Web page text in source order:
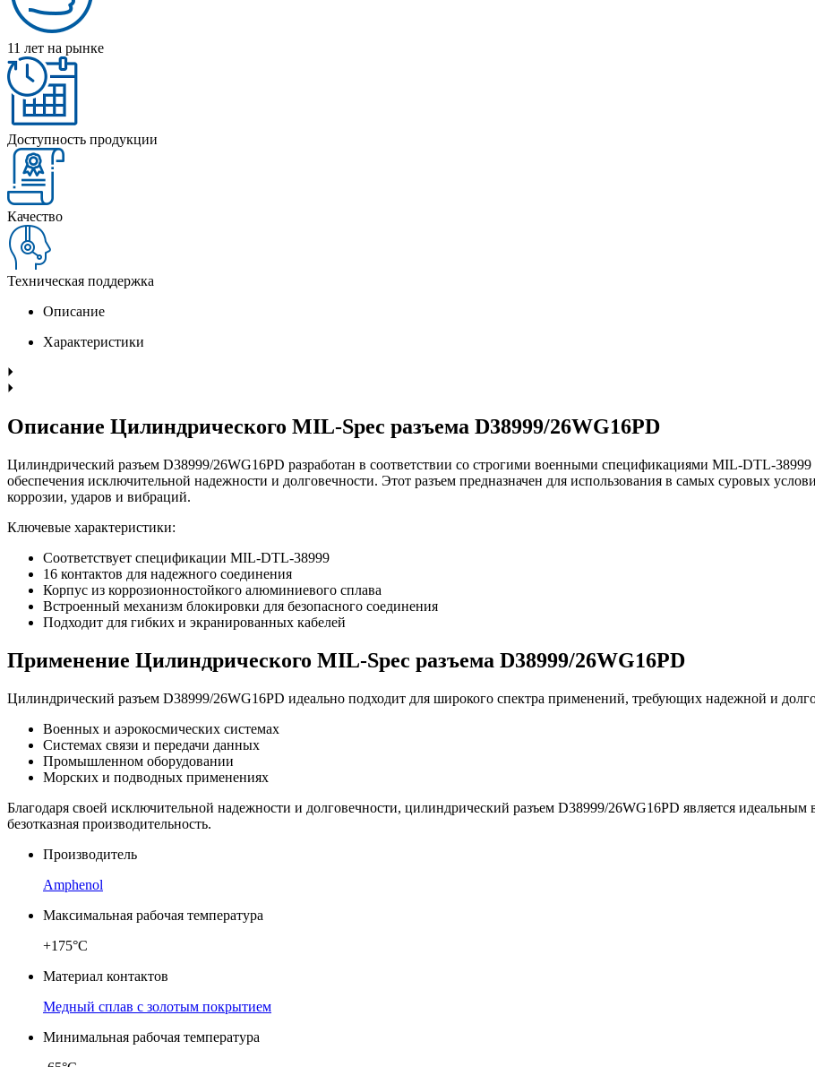
11 лет на рынке
Доступность продукции
Качество
Техническая поддержка
Описание
Характеристики
Описание Цилиндрического MIL-Spec разъема D38999/26WG16PD
Цилиндрический разъем D38999/26WG16PD разработан в соответствии со строгими военными спецификациями MIL-DTL-38999
обеспечения исключительной надежности и долговечности. Этот разъем предназначен для использования в самых суровых
коррозии, ударов и вибраций.
Ключевые характеристики:
Соответствует спецификации MIL-DTL-38999
16 контактов для надежного соединения
Корпус из коррозионностойкого алюминиевого сплава
Встроенный механизм блокировки для безопасного соединения
Подходит для гибких и экранированных кабелей
Применение Цилиндрического MIL-Spec разъема D38999/26WG16PD
Цилиндрический разъем D38999/26WG16PD идеально подходит для широкого спектра применений, требующих надежной и
Военных и аэрокосмических системах
Системах связи и передачи данных
Промышленном оборудовании
Морских и подводных применениях
Благодаря своей исключительной надежности и долговечности, цилиндрический разъем D38999/26WG16PD является
безотказная производительность.
Производитель
Amphenol
Максимальная рабочая температура
+175°C
Материал контактов
Медный сплав с золотым покрытием
Минимальная рабочая температура